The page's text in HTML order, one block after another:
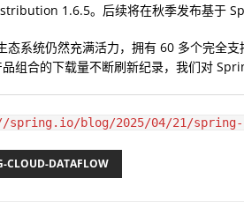
1.6.5。后续将在秋季发布基于
态系统仍然充满活力，拥有 60 多个完全
组合的下载量不断刷新纪录，我们对
blog/2025/04/21/spring-
CLOUD-DATAFLOW